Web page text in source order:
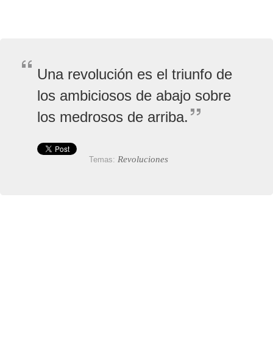
Una revolución es el triunfo de
los ambiciosos de abajo sobre
los medrosos de arriba.
Temas: Revoluciones